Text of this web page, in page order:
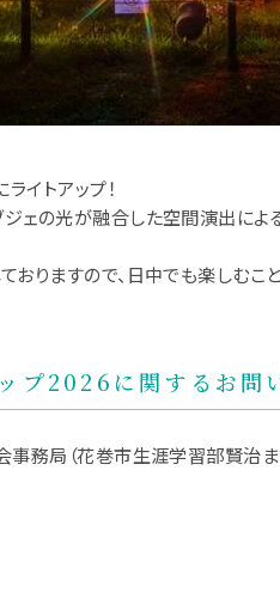
イトアップ！
ェの光が融合した空間演出に
りますので、日中でも楽しむこ
プ2026に関するお問
務局（花巻市生涯学習部賢治ま